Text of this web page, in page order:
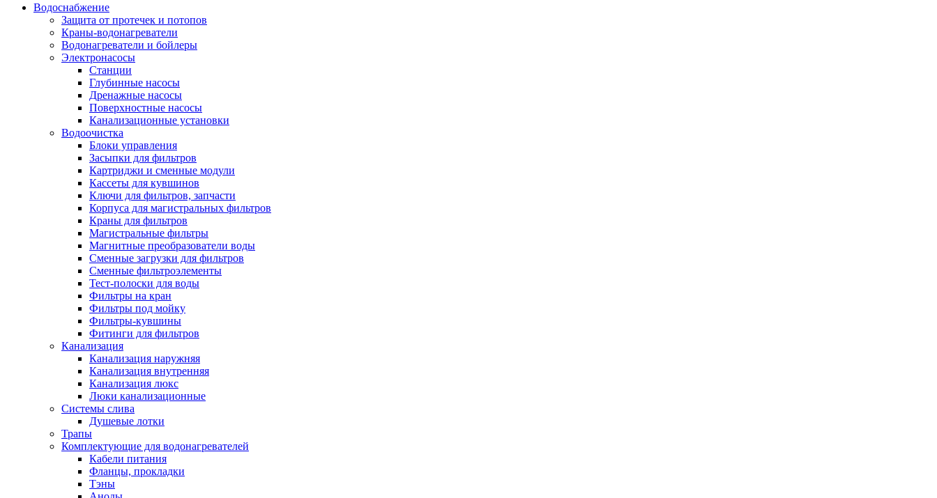
Водоснабжение
Защита от протечек и потопов
Краны-водонагреватели
Водонагреватели и бойлеры
Электронасосы
Станции
Глубинные насосы
Дренажные насосы
Поверхностные насосы
Канализационные установки
Водоочистка
Блоки управления
Засыпки для фильтров
Картриджи и сменные модули
Кассеты для кувшинов
Ключи для фильтров, запчасти
Корпуса для магистральных фильтров
Краны для фильтров
Магистральные фильтры
Магнитные преобразователи воды
Сменные загрузки для фильтров
Сменные фильтроэлементы
Тест-полоски для воды
Фильтры на кран
Фильтры под мойку
Фильтры-кувшины
Фитинги для фильтров
Канализация
Канализация наружняя
Канализация внутренняя
Канализация люкс
Люки канализационные
Системы слива
Душевые лотки
Трапы
Комплектующие для водонагревателей
Кабели питания
Фланцы, прокладки
Тэны